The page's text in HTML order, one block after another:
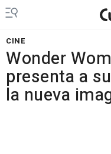
CINE
Wonder
presenta a
la nueva